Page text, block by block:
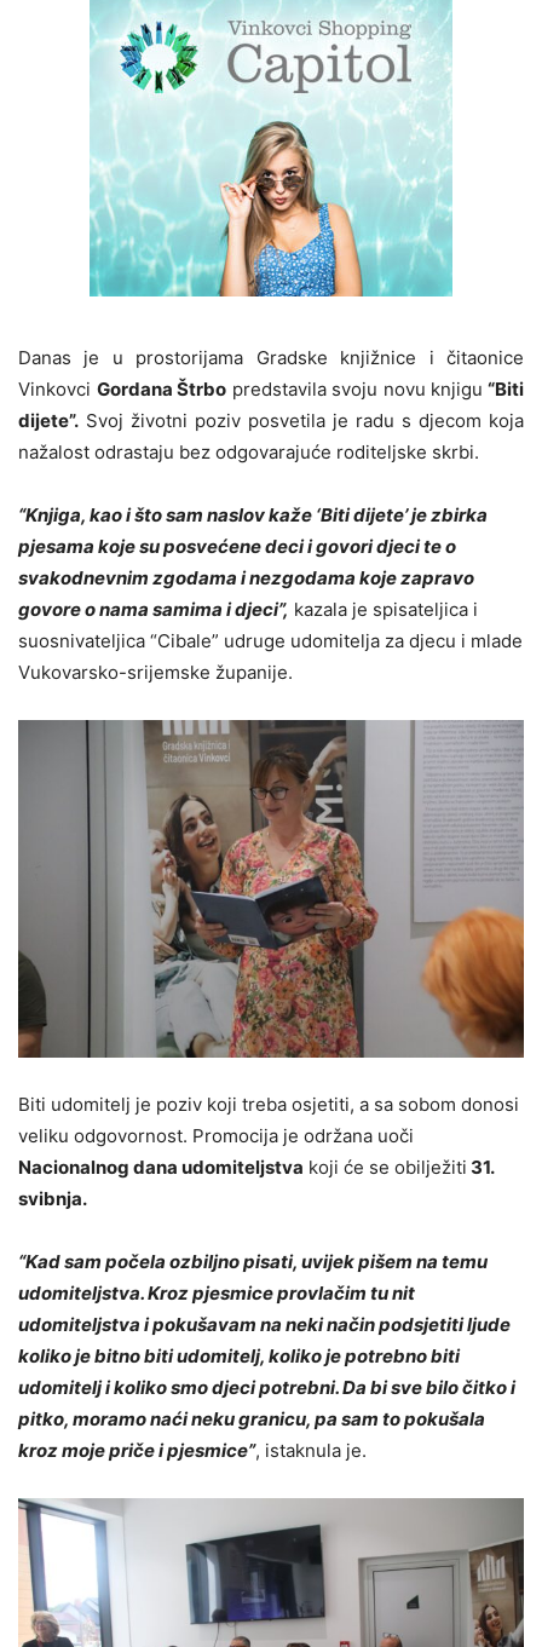
Danas je u prostorijama Gradske knjižnice i čitaonice
Vinkovci Gordana Štrbo predstavila svoju novu knjigu “Biti
dijete”. Svoj životni poziv posvetila je radu s djecom koja
nažalost odrastaju bez odgovarajuće roditeljske skrbi.
“Knjiga, kao i što sam naslov kaže ‘Biti dijete’ je zbirka
pjesama koje su posvećene deci i govori djeci te o
svakodnevnim zgodama i nezgodama koje zapravo
govore o nama samima i djeci”, kazala je spisateljica i
suosnivateljica “Cibale” udruge udomitelja za djecu i mlade
Vukovarsko-srijemske županije.
Biti udomitelj je poziv koji treba osjetiti, a sa sobom donosi
veliku odgovornost. Promocija je održana uoči
Nacionalnog dana udomiteljstva koji će se obilježiti 31.
svibnja.
“Kad sam počela ozbiljno pisati, uvijek pišem na temu
udomiteljstva. Kroz pjesmice provlačim tu nit
udomiteljstva i pokušavam na neki način podsjetiti ljude
koliko je bitno biti udomitelj, koliko je potrebno biti
udomitelj i koliko smo djeci potrebni. Da bi sve bilo čitko i
pitko, moramo naći neku granicu, pa sam to pokušala
kroz moje priče i pjesmice”, istaknula je.